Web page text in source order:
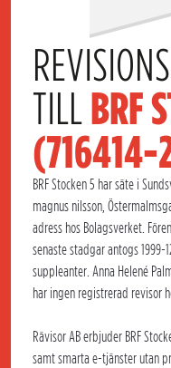
TILL BRF
BRF Stocken 5 har säte i
magnus nilsson,
adress hos Bolagsverket.
senaste stadgar antogs 1999-
suppleanter. Anna Helené
har ingen registrerad revisor
Rävisor AB erbjuder BRF
samt smarta e-tjänster utan